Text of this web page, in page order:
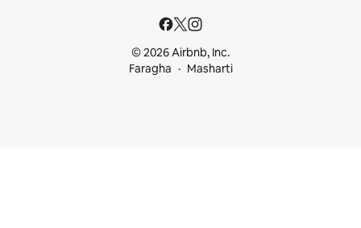
© 2026 Airbnb, Inc.
Faragha
Masharti